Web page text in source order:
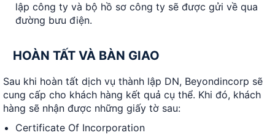
lập công ty và bộ hồ sơ công ty sẽ được gửi về qua
đường bưu điện.
HOÀN TẤT VÀ BÀN GIAO
Sau khi hoàn tất dịch vụ thành lập DN, Beyondincorp sẽ
cung cấp cho khách hàng kết quả cụ thể. Khi đó, khách
hàng sẽ nhận được những giấy tờ sau:
Certificate Of Incorporation